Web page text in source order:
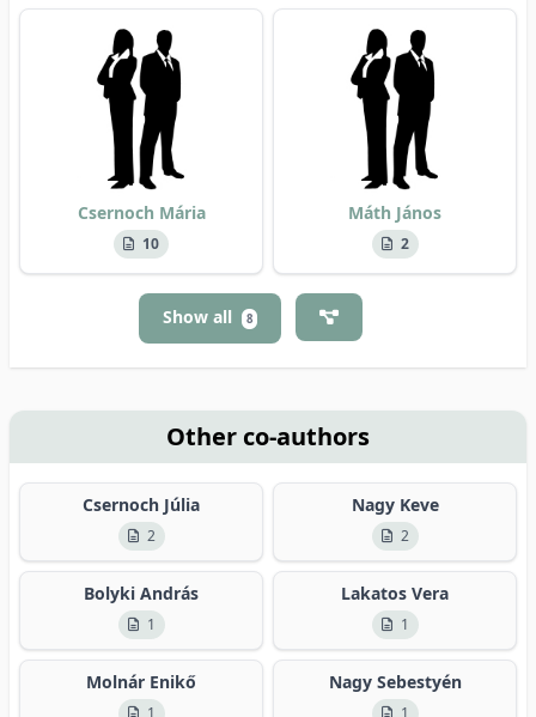
Csernoch Mária
10
Máth János
2
Show all 8
Other co-authors
Csernoch Júlia
2
Nagy Keve
2
Bolyki András
1
Lakatos Vera
1
Molnár Enikő
1
Nagy Sebestyén
1